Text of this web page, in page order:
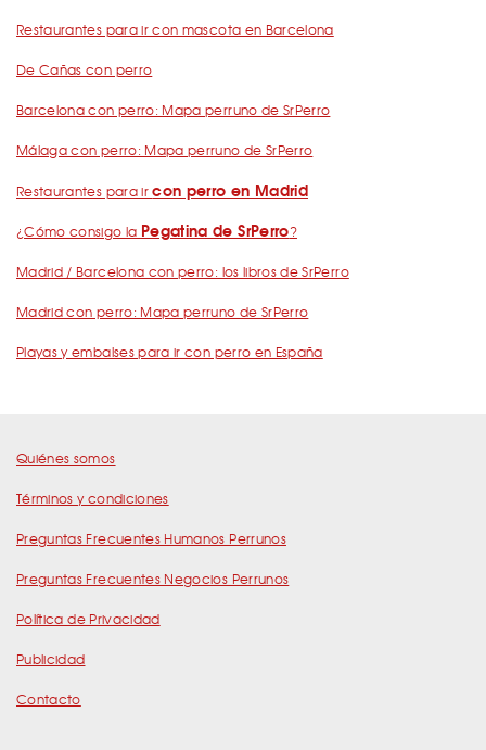
Restaurantes para ir con mascota en Barcelona
De Cañas con perro
Barcelona con perro: Mapa perruno de SrPerro
Málaga con perro: Mapa perruno de SrPerro
Restaurantes para ircon perro en Madrid
¿Cómo consigo la Pegatina de SrPerro?
Madrid / Barcelona con perro: los libros de SrPerro
Madrid con perro: Mapa perruno de SrPerro
Playas y embalses para ir con perro en España
Quiénes somos
Términos y condiciones
Preguntas Frecuentes Humanos Perrunos
Preguntas Frecuentes Negocios Perrunos
Política de Privacidad
Publicidad
Contacto